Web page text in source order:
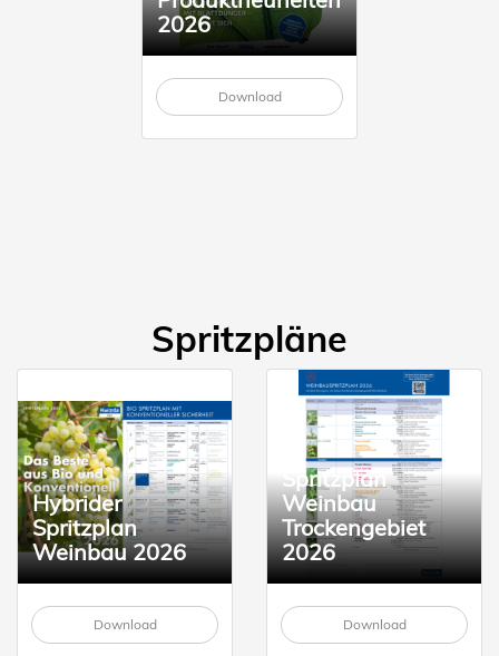
2026
Download
Spritzpläne
Hybrider
Spritzplan
Weinbau 2026
Download
Spritzplan
Weinbau
Trockengebiet
2026
Download